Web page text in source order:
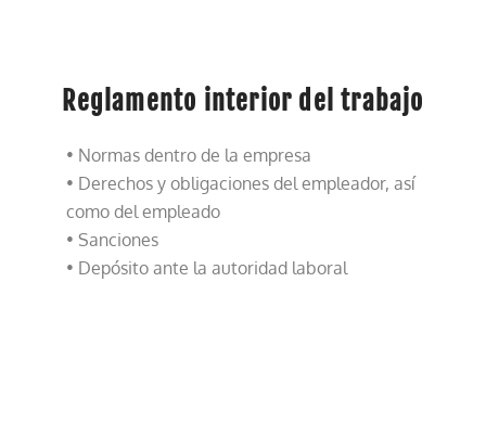
Reglamento interior del trabajo
• Normas dentro de la empresa
• Derechos y obligaciones del empleador, así
como del empleado
• Sanciones
• Depósito ante la autoridad laboral